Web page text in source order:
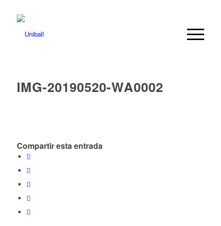
IMG-20190520-WA0002
Compartir esta entrada